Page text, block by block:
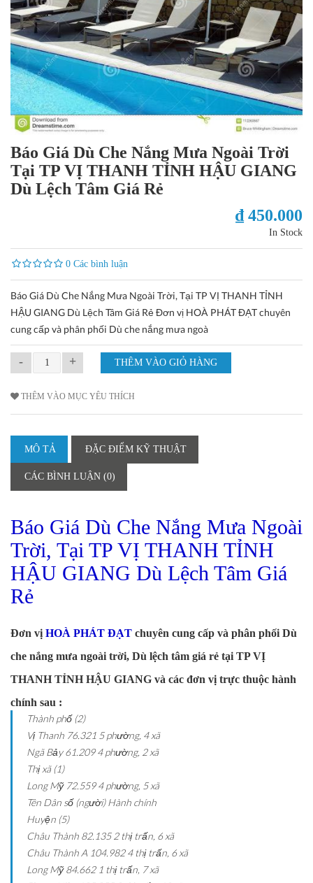
Báo Giá Dù Che Nắng Mưa Ngoài Trời
Tại TP VỊ THANH TỈNH HẬU GIANG
Dù Lệch Tâm Giá Rẻ
₫ 450.000
In Stock
0 Các bình luận
Báo Giá Dù Che Nắng Mưa Ngoài Trời, Tại TP VỊ THANH TỈNH
HẬU GIANG Dù Lệch Tâm Giá Rẻ Đơn vị HOÀ PHÁT ĐẠT chuyên
cung cấp và phân phối Dù che nắng mưa ngoà
- +
THÊM VÀO MỤC YÊU THÍCH
MÔ TẢ ĐẶC ĐIỂM KỸ THUẬT
CÁC BÌNH LUẬN (0)
Báo Giá Dù Che Nắng Mưa Ngoài
Trời, Tại TP VỊ THANH TỈNH
HẬU GIANG Dù Lệch Tâm Giá
Rẻ
Đơn vị HOÀ PHÁT ĐẠT chuyên cung cấp và phân phối Dù
che nắng mưa ngoài trời, Dù lệch tâm giá rẻ tại TP VỊ
THANH TỈNH HẬU GIANG và các đơn vị trực thuộc hành
chính sau :
Thành phố (2)
Vị Thanh 76.321 5 phường, 4 xã
Ngã Bảy 61.209 4 phường, 2 xã
Thị xã (1)
Long Mỹ 72.559 4 phường, 5 xã
Tên Dân số (người) Hành chính
Huyện (5)
Châu Thành 82.135 2 thị trấn, 6 xã
Châu Thành A 104.982 4 thị trấn, 6 xã
Long Mỹ 84.662 1 thị trấn, 7 xã